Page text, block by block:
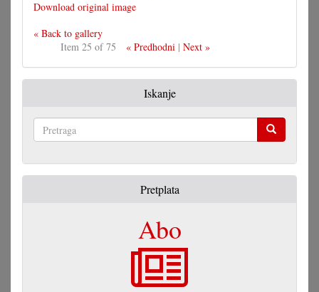
Download original image
« Back to gallery
Item 25 of 75
« Predhodni| Next »
Iskanje
Pretplata
Abo